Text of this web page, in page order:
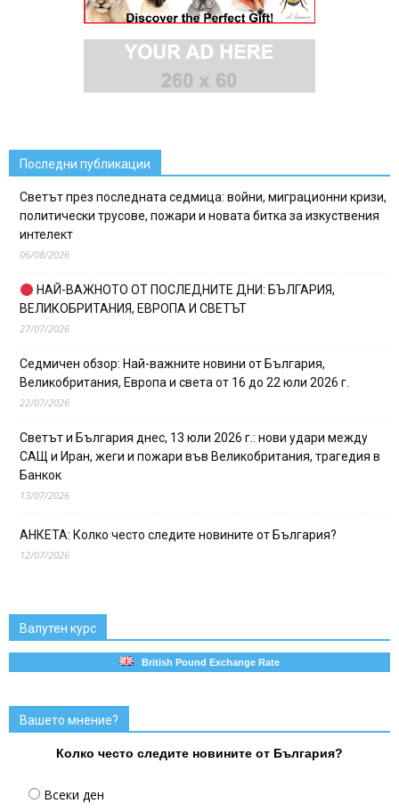
Последни публикации
Светът през последната седмица: войни, миграционни кризи,
политически трусове, пожари и новата битка за изкуствения
интелект
06/08/2026
НАЙ-ВАЖНОТО ОТ ПОСЛЕДНИТЕ ДНИ: БЪЛГАРИЯ,
ВЕЛИКОБРИТАНИЯ, ЕВРОПА И СВЕТЪТ
27/07/2026
Седмичен обзор: Най-важните новини от България,
Великобритания, Европа и света от 16 до 22 юли 2026 г.
22/07/2026
Светът и България днес, 13 юли 2026 г.: нови удари между
САЩ и Иран, жеги и пожари във Великобритания, трагедия в
Банкок
13/07/2026
АНКЕТА: Колко често следите новините от България?
12/07/2026
Валутен курс
British Pound Exchange Rate
Вашето мнение?
Колко често следите новините от България?
Всеки ден